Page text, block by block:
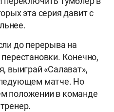
эта серия давит с
до перерыва на
Конечно,
выиграй «Салават»,
матче. Но
положении в команде